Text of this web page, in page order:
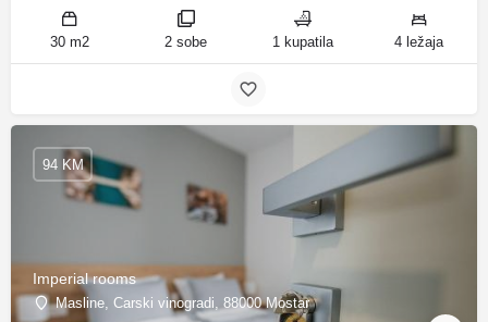
30 m2 2 sobe 1 kupatila 4 ležaja
Imperial rooms
Masline, Carski vinogradi, 88000 Mostar
94 KM